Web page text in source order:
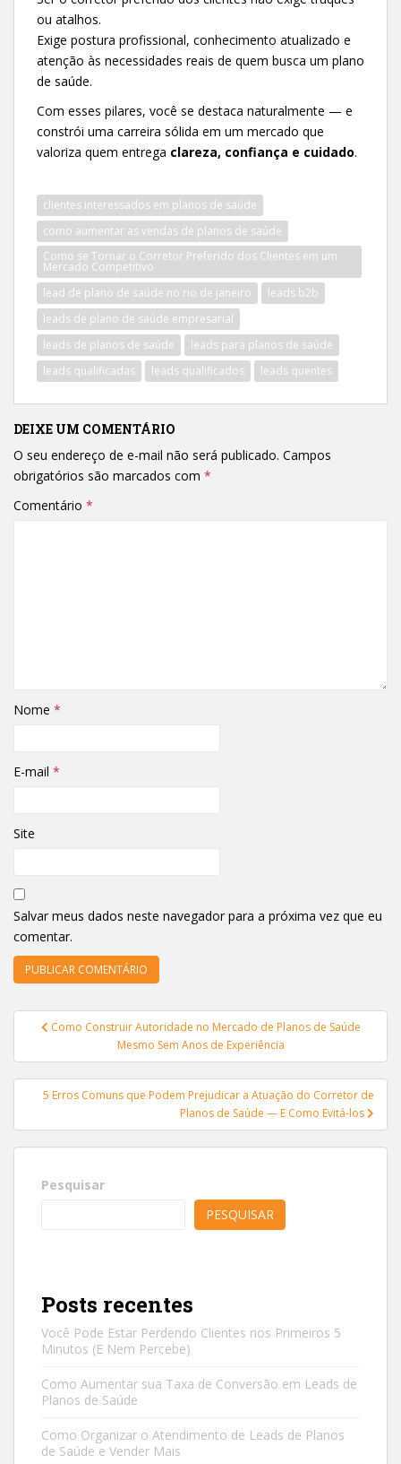
ou atalhos.
Exige postura profissional, conhecimento atualizado e
atenção às necessidades reais de quem busca um plano
de saúde.
Com esses pilares, você se destaca naturalmente — e
constrói uma carreira sólida em um mercado que
valoriza quem entrega clareza, confiança e cuidado.
clientes interessados em planos de saúde
como aumentar as vendas de planos de saúde
Como se Tornar o Corretor Preferido dos Clientes em um
Mercado Competitivo
lead de plano de saúde no rio de janeiro
leads b2b
leads de plano de saúde empresarial
leads de planos de saúde
leads para planos de saúde
leads qualificadas
leads qualificados leads quentes
DEIXE UM COMENTÁRIO
O seu endereço de e-mail não será publicado. Campos
obrigatórios são marcados com *
Comentário *
Nome *
E-mail *
Site
Salvar meus dados neste navegador para a próxima vez que eu
comentar.
Navegação
Post
Como Construir Autoridade no Mercado de Planos de Saúde
Mesmo Sem Anos de Experiência
5 Erros Comuns que Podem Prejudicar a Atuação do Corretor de
Planos de Saúde — E Como Evitá-los
Pesquisar
PESQUISAR
Posts recentes
Você Pode Estar Perdendo Clientes nos Primeiros 5
Minutos (E Nem Percebe)
Como Aumentar sua Taxa de Conversão em Leads de
Planos de Saúde
Como Organizar o Atendimento de Leads de Planos
de Saúde e Vender Mais